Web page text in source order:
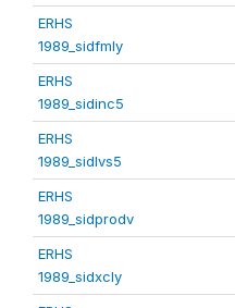
ERHS
1989_sidfmly
ERHS
1989_sidinc5
ERHS
1989_sidlvs5
ERHS
1989_sidprodv
ERHS
1989_sidxcly